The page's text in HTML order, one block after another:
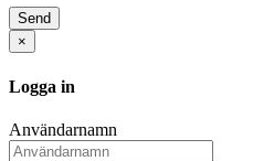
Send
×
Logga in
Användarnamn